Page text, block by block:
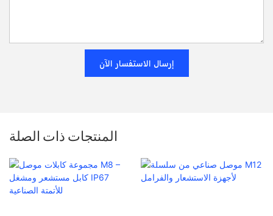
إرسال الاستفسار الآن
المنتجات ذات الصلة